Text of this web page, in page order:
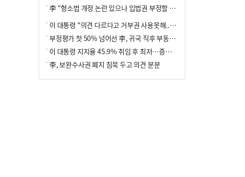
李 “형소법 개정 논란 있으나 입법권 부정할 만큼은 아냐”(종합)
이 대통령 "의견 다르다고 거부권 사용못해.. 입법권 부정할 상황이라 보기 어려워"
부정평가 첫 50% 넘어선 李, 귀국 직후 부동산·증시 점검(종합)
이 대통령 지지율 45.9% 취임 후 최저…증시 폭락·연임 개헌 논란 영향
李, 보완수사권 폐지 침묵 두고 의견 분분